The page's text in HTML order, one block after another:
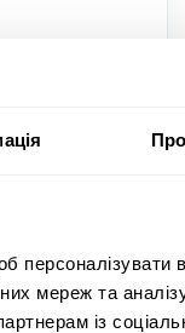
мереж та
із
для громадян